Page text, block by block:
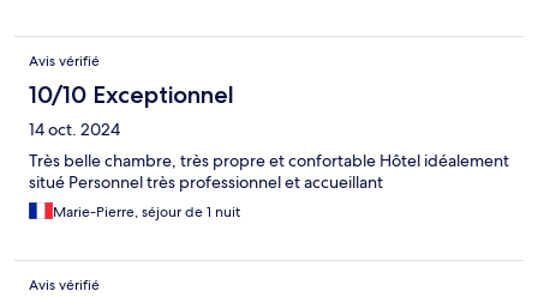
Avis vérifié
10/10 Exceptionnel
14 oct. 2024
Très belle chambre, très propre et confortable Hôtel idéalement
situé Personnel très professionnel et accueillant
Marie-Pierre, séjour de 1 nuit
Avis vérifié